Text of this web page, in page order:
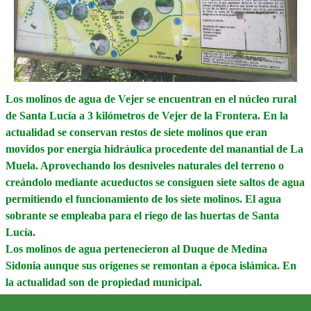
Los molinos de agua de Vejer se encuentran en el núcleo rural
de Santa Lucía a 3 kilómetros de Vejer de la Frontera. En la
actualidad se conservan restos de siete molinos que eran
movidos por energía hidráulica procedente del manantial de La
Muela. Aprovechando los desniveles naturales del terreno o
creándolo mediante acueductos se consiguen siete saltos de agua
permitiendo el funcionamiento de los siete molinos. El agua
sobrante se empleaba para el riego de las huertas de Santa
Lucía.
Los molinos de agua pertenecieron al Duque de Medina
Sidonia aunque sus orígenes se remontan a época islámica. En
la actualidad son de propiedad municipal.